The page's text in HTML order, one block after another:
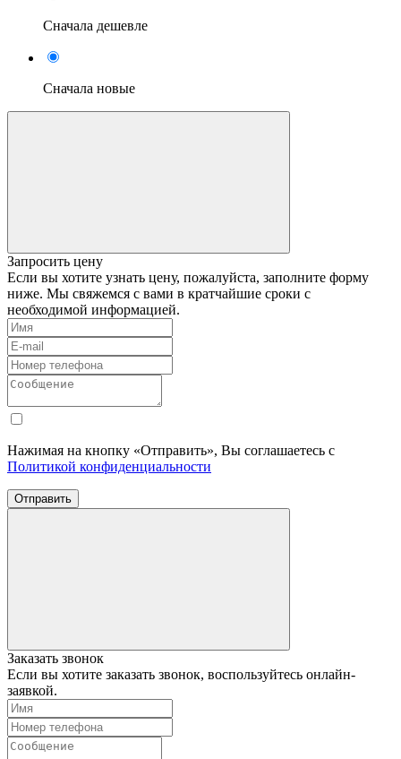
Сначала дешевле
Сначала новые
Запросить цену
Если вы хотите узнать цену, пожалуйста, заполните форму
ниже. Мы свяжемся с вами в кратчайшие сроки с
необходимой информацией.
Нажимая на кнопку «Отправить», Вы соглашаетесь с
Политикой конфиденциальности
Отправить
Заказать звонок
Если вы хотите заказать звонок, воспользуйтесь онлайн-
заявкой.